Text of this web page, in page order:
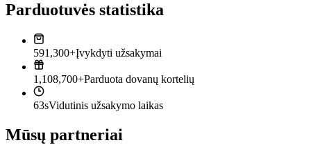
Parduotuvės statistika
591,300+Įvykdyti užsakymai
1,108,700+Parduota dovanų kortelių
63sVidutinis užsakymo laikas
Mūsų partneriai